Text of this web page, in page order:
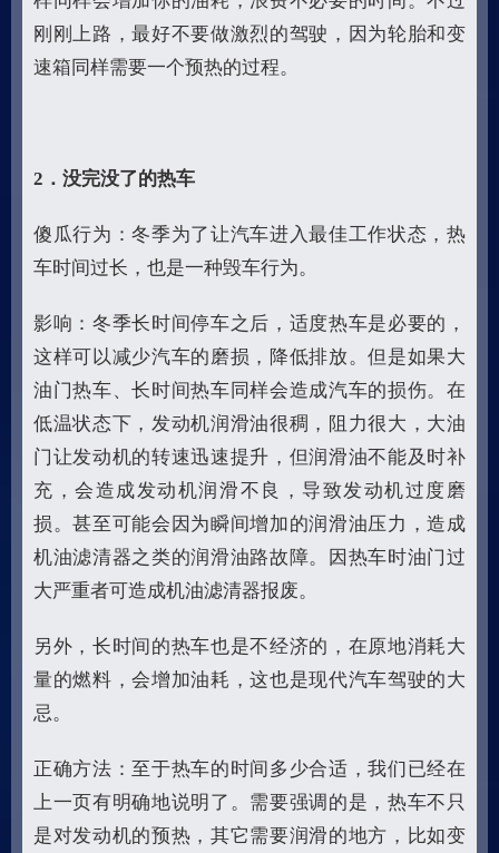
刚刚上路，最好不要做激烈的驾驶，因为轮胎和变
速箱同样需要一个预热的过程。
2 ．没完没了的热车
傻瓜行为：冬季为了让汽车进入最佳工作状态，热
车时间过长，也是一种毁车行为。
影响：冬季长时间停车之后，适度热车是必要的，
这样可以减少汽车的磨损，降低排放。但是如果大
油门热车、长时间热车同样会造成汽车的损伤。在
低温状态下，发动机润滑油很稠，阻力很大，大油
门让发动机的转速迅速提升，但润滑油不能及时补
充，会造成发动机润滑不良，导致发动机过度磨
损。甚至可能会因为瞬间增加的润滑油压力，造成
机油滤清器之类的润滑油路故障。因热车时油门过
大严重者可造成机油滤清器报废。
另外，长时间的热车也是不经济的，在原地消耗大
量的燃料，会增加油耗，这也是现代汽车驾驶的大
忌。
正确方法：至于热车的时间多少合适，我们已经在
上一页有明确地说明了。需要强调的是，热车不只
是对发动机的预热，其它需要润滑的地方，比如变